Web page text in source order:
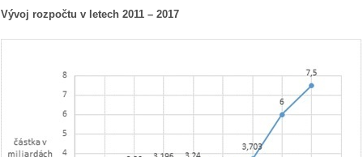
Vývoj rozpočtu v letech 2011 – 2017